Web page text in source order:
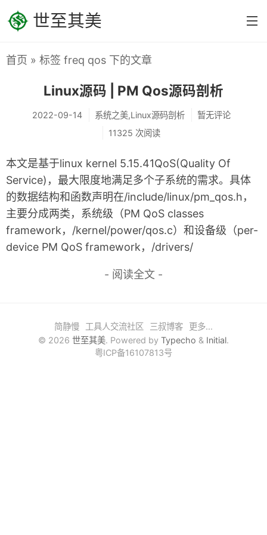
世至其美
首页
分类
系统之美
Linux内核设计
Linux设备驱动
Linux源码剖析
编程之美
C/C++
嵌入式
性能之颠
算法之美
首页 » 标签 freq qos 下的文章
Linux源码 | PM Qos源码剖析
2022-09-14 系统之美,Linux源码剖析
暂无评论
11325 次阅读
本文是基于linux kernel 5.15.41QoS(Quality Of
Service)，最大限度地满足多个子系统的需求。具体
的数据结构和函数声明在/include/linux/pm_qos.h，
主要分成两类，系统级（PM QoS classes
framework，/kernel/power/qos.c）和设备级（per-
device PM QoS framework，/drivers/
- 阅读全文 -
简静慢 工具人交流社区 三叔博客
更多...
© 2026 世至其美. Powered by Typecho & Initial.
粤ICP备16107813号